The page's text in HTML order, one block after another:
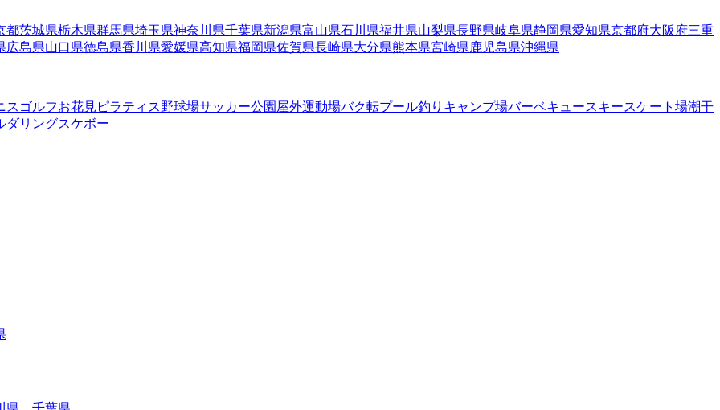
都茨城県栃木県群馬県埼玉県神奈川県千葉県新潟県富山県石川県福井県山梨県長野県岐阜県静岡県愛知県京都府大阪府三重
広島県山口県徳島県香川県愛媛県高知県福岡県佐賀県長崎県大分県熊本県宮崎県鹿児島県沖縄県
ス ゴルフお花見 ピラティス野球場サッカー公園 屋外運動場バク転プール釣り キャンプ場バーベキュースキースケート場潮干
ダリングスケボー